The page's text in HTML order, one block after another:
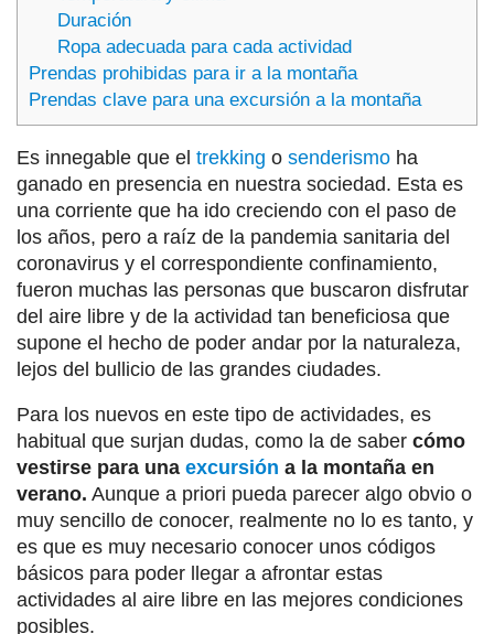
Duración
Ropa adecuada para cada actividad
Prendas prohibidas para ir a la montaña
Prendas clave para una excursión a la montaña
Es innegable que el trekking o senderismo ha
ganado en presencia en nuestra sociedad. Esta es
una corriente que ha ido creciendo con el paso de
los años, pero a raíz de la pandemia sanitaria del
coronavirus y el correspondiente confinamiento,
fueron muchas las personas que buscaron disfrutar
del aire libre y de la actividad tan beneficiosa que
supone el hecho de poder andar por la naturaleza,
lejos del bullicio de las grandes ciudades.
Para los nuevos en este tipo de actividades, es
habitual que surjan dudas, como la de saber cómo
vestirse para una excursión a la montaña en
verano. Aunque a priori pueda parecer algo obvio o
muy sencillo de conocer, realmente no lo es tanto, y
es que es muy necesario conocer unos códigos
básicos para poder llegar a afrontar estas
actividades al aire libre en las mejores condiciones
posibles.